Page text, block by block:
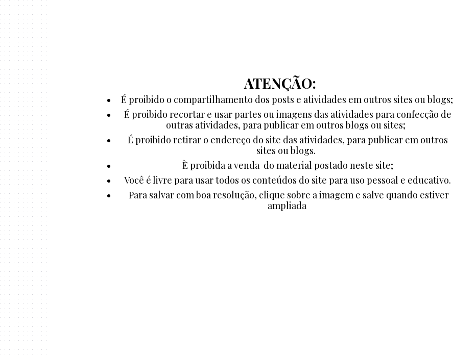
ATENÇÃO:
É proibido o compartilhamento dos posts e atividades em outros sites ou blogs;
É proibido recortar e usar partes ou imagens das atividades para confecção de
outras atividades, para publicar em outros blogs ou sites;
É proibido retirar o endereço do site das atividades, para publicar em outros
sites ou blogs.
È proibida a venda do material postado neste site;
Você é livre para usar todos os conteúdos do site para uso pessoal e educativo.
Para salvar com boa resolução, clique sobre a imagem e salve quando estiver
ampliada